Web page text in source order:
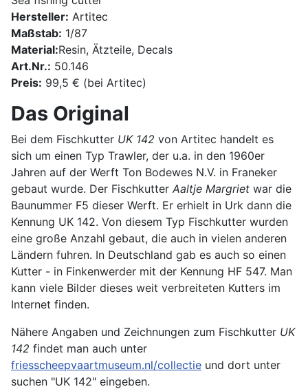
Hersteller: Artitec
Maßstab: 1/87
Material:Resin, Ätzteile, Decals
Art.Nr.: 50.146
Preis: 99,5 € (bei Artitec)
Das Original
Bei dem Fischkutter UK 142 von Artitec handelt es
sich um einen Typ Trawler, der u.a. in den 1960er
Jahren auf der Werft Ton Bodewes N.V. in Franeker
gebaut wurde. Der Fischkutter Aaltje Margriet war die
Baunummer F5 dieser Werft. Er erhielt in Urk dann die
Kennung UK 142. Von diesem Typ Fischkutter wurden
eine große Anzahl gebaut, die auch in vielen anderen
Ländern fuhren. In Deutschland gab es auch so einen
Kutter - in Finkenwerder mit der Kennung HF 547. Man
kann viele Bilder dieses weit verbreiteten Kutters im
Internet finden.
Nähere Angaben und Zeichnungen zum Fischkutter UK
142 findet man auch unter
friesscheepvaartmuseum.nl/collectie und dort unter
suchen "UK 142" eingeben.